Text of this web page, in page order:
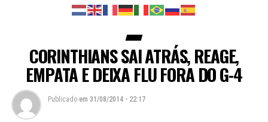
CORINTHIANS SAI ATRÁS, REAGE,
EMPATA E DEIXA FLU FORA DO G-4
Publicado em 31/08/2014 - 22:17